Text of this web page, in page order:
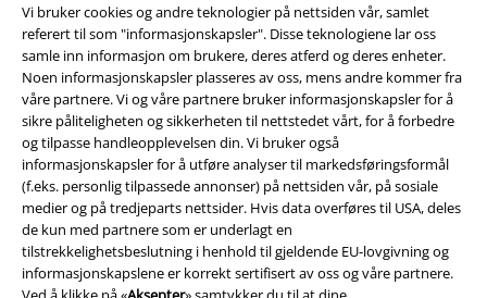
Vi bruker cookies og andre teknologier på nettsiden vår, samlet
referert til som "informasjonskapsler". Disse teknologiene lar oss
samle inn informasjon om brukere, deres atferd og deres enheter.
Noen informasjonskapsler plasseres av oss, mens andre kommer fra
våre partnere. Vi og våre partnere bruker informasjonskapsler for å
sikre påliteligheten og sikkerheten til nettstedet vårt, for å forbedre
og tilpasse handleopplevelsen din. Vi bruker også
informasjonskapsler for å utføre analyser til markedsføringsformål
(f.eks. personlig tilpassede annonser) på nettsiden vår, på sosiale
medier og på tredjeparts nettsider. Hvis data overføres til USA, deles
de kun med partnere som er underlagt en
tilstrekkelighetsbeslutning i henhold til gjeldende EU-lovgivning og
informasjonskapslene er korrekt sertifisert av oss og våre partnere.
EMP App
Her kan du laste ned EMPs nye app helt gratis og ta del i alle de nye
funksjonene og fordelene!
A Warner Music Group Company